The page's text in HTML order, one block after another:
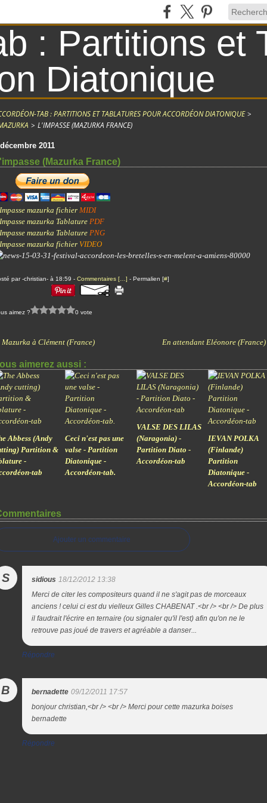
TAB : PARTITIONS ET TABLATURES POUR ACCORDÉON DIATONIQUE >
> L'IMPASSE (MAZURKA FRANCE)
2011
(Mazurka France)
mazurka fichier MIDI
mazurka Tablature PDF
mazurka Tablature PNG
mazurka fichier VIDEO
par -christian- à 18:59 - Commentaires [ ] - Permalien [#]
aimez ? 0 vote
Mazurka à Clément (France) En attendant Eléonore (France)
aimerez aussi :
Abbess (Andy
Partition &
-
tab
Ceci n'est pas une
valse - Partition
Diatonique -
Accordéon-tab.
VALSE DES LILAS
(Naragonia) -
Partition Diato -
Accordéon-tab
IEVAN POLKA
(Finlande)
Partition
Diatonique -
Accordéon-tab
Ajouter un commentaire
S sidious 18/12/2012 13:38
Merci de citer les compositeurs quand il ne s'agit pas de morceaux
anciens ! celui ci est du vielleux Gilles CHABENAT .<br /> <br /> De plus
il faudrait l'écrire en ternaire (ou signaler qu'il l'est) afin qu'on ne le
retrouve pas joué de travers et agréable a danser...
Répondre
B bernadette 09/12/2011 17:57
bonjour christian,<br /> <br /> Merci pour cette mazurka boises
bernadette
Répondre